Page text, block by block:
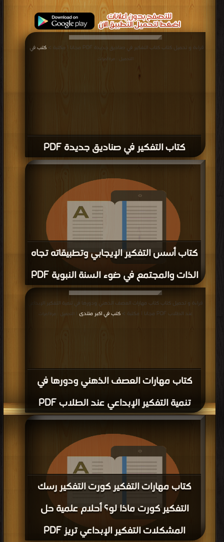
كتاب التفكير في صناديق جديدة PDF
قراءة و تحميل كتاب كتاب التفكير في صناديق جديدة PDF مجانا | مكتبة > كتب في
التحميل : مرة/مرات
كتاب أسس التفكير الإيجابي وتطبيقاته تجاه
الذات والمجتمع في ضوء السنة النبوية PDF
قراءة و تحميل كتاب كتاب أسس التفكير الإيجابي وتطبيقاته تجاه الذات والمجتمع في
ضوء السنة النبوية PDF مجانا | مكتبة >
كتب في Free Download | التحميل : مرة/مرات
كتاب مهارات العصف الذهني ودورها في
تنمية التفكير الإبداعي عند الطلاب PDF
قراءة و تحميل كتاب كتاب مهارات العصف الذهني ودورها في تنمية التفكير الإبداعي
عند الطلاب PDF مجانا | مكتبة >
كتب في اكبر منتدى | التحميل : مرة/مرات
كتاب مهارات التفكير كورت التفكير رسك
التفكير كورت ماذا لو؟ أحلام علمية حل
المشكلات التفكير الإبداعي تريز PDF